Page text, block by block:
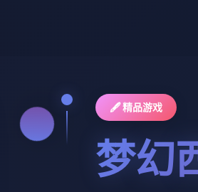
🖋️ 精品游戏
梦幻